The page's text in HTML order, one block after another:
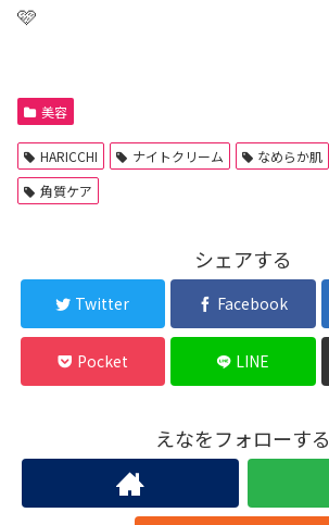
🩷
美容
HARICCHI ナイトクリーム なめらか肌
角質ケア
シェアする
Twitter Facebook
Pocket LINE
えなをフォローする